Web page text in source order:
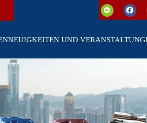
NEUIGKEITEN UND